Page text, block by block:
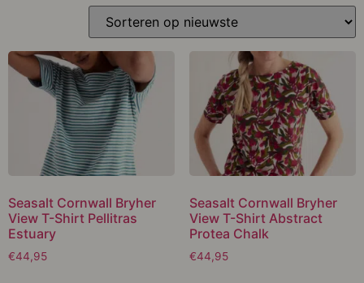
Seasalt Cornwall Bryher
View T-Shirt Pellitras
Estuary
€44,95
Seasalt Cornwall Bryher
View T-Shirt Abstract
Protea Chalk
€44,95